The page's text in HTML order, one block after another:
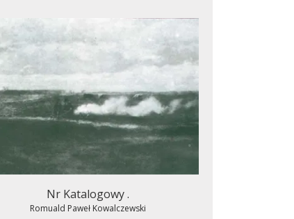
Nr Katalogowy .
Romuald Paweł Kowalczewski